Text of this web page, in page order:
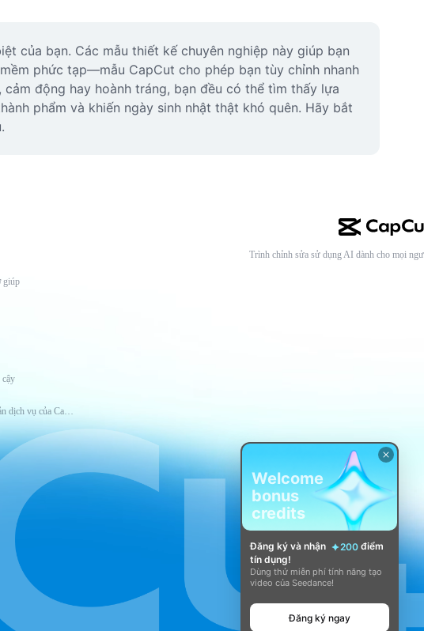
của bạn. Các mẫu thiết kế chuyên nghiệp này giúp bạn
phức tạp—mẫu CapCut cho phép bạn tùy chỉnh nhanh
động hay hoành tráng, bạn đều có thể tìm thấy lựa
phẩm và khiến ngày sinh nhật thật khó quên. Hãy bắt
giúp
cậy
Về Điều khoản dịch vụ của CapCut
Trình chỉnh sửa sử dụng AI dành cho mọi
Welcome
bonus
credits
Đăng ký và nhận 200 điểm
tín dụng!
Dùng thử miễn phí tính năng tạo
video của Seedance!
Đăng ký ngay